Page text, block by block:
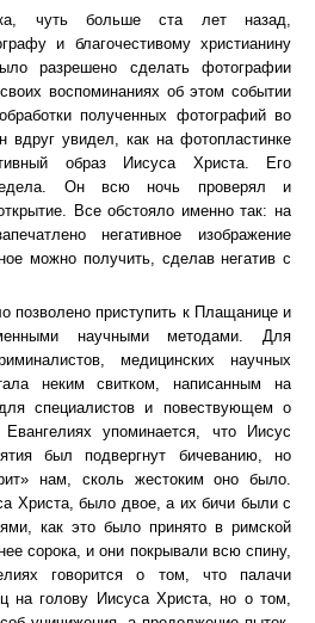
чуть больше ста лет назад,
и благочестивому христианину
разрешено сделать фотографии
воспоминаниях об этом событии
полученных фотографий во
вдруг увидел, как на фотопластинке
образ Иисуса Христа. Его
Он всю ночь проверял и
Все обстояло именно так: на
негативное изображение
можно получить, сделав негатив с
позволено приступить к Плащанице и
научными методами. Для
медицинских научных
неким свитком, написанным на
специалистов и повествующем о
упоминается, что Иисус
был подвергнут бичеванию, но
нам, сколь жестоким оно было.
Христа, было двое, а их бичи были с
как это было принято в римской
сорока, и они покрывали всю спину,
говорится о том, что палачи
на голову Иисуса Христа, но о том,